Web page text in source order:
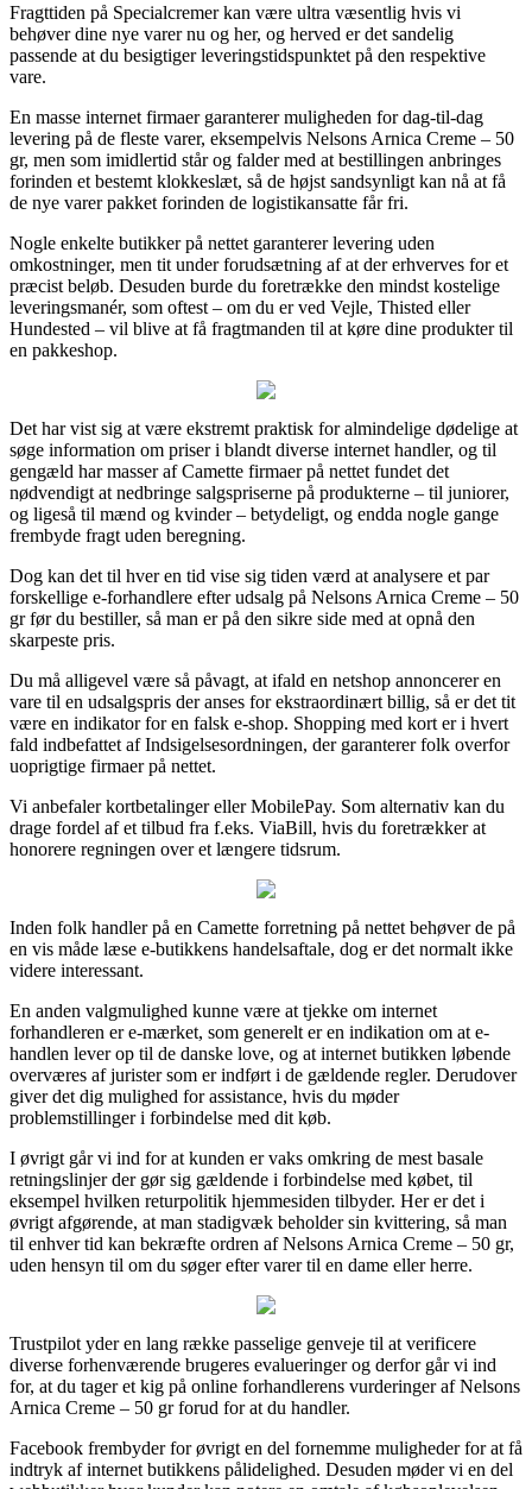
Fragttiden på Specialcremer kan være ultra væsentlig hvis vi
behøver dine nye varer nu og her, og herved er det sandelig
passende at du besigtiger leveringstidspunktet på den respektive
vare.
En masse internet firmaer garanterer muligheden for dag-til-dag
levering på de fleste varer, eksempelvis Nelsons Arnica Creme – 50
gr, men som imidlertid står og falder med at bestillingen anbringes
forinden et bestemt klokkeslæt, så de højst sandsynligt kan nå at få
de nye varer pakket forinden de logistikansatte får fri.
Nogle enkelte butikker på nettet garanterer levering uden
omkostninger, men tit under forudsætning af at der erhverves for et
præcist beløb. Desuden burde du foretrække den mindst kostelige
leveringsmanér, som oftest – om du er ved Vejle, Thisted eller
Hundested – vil blive at få fragtmanden til at køre dine produkter til
en pakkeshop.
Det har vist sig at være ekstremt praktisk for almindelige dødelige at
søge information om priser i blandt diverse internet handler, og til
gengæld har masser af Camette firmaer på nettet fundet det
nødvendigt at nedbringe salgspriserne på produkterne – til juniorer,
og ligeså til mænd og kvinder – betydeligt, og endda nogle gange
frembyde fragt uden beregning.
Dog kan det til hver en tid vise sig tiden værd at analysere et par
forskellige e-forhandlere efter udsalg på Nelsons Arnica Creme – 50
gr før du bestiller, så man er på den sikre side med at opnå den
skarpeste pris.
Du må alligevel være så påvagt, at ifald en netshop annoncerer en
vare til en udsalgspris der anses for ekstraordinært billig, så er det tit
være en indikator for en falsk e-shop. Shopping med kort er i hvert
fald indbefattet af Indsigelsesordningen, der garanterer folk overfor
uoprigtige firmaer på nettet.
Vi anbefaler kortbetalinger eller MobilePay. Som alternativ kan du
drage fordel af et tilbud fra f.eks. ViaBill, hvis du foretrækker at
honorere regningen over et længere tidsrum.
Inden folk handler på en Camette forretning på nettet behøver de på
en vis måde læse e-butikkens handelsaftale, dog er det normalt ikke
videre interessant.
En anden valgmulighed kunne være at tjekke om internet
forhandleren er e-mærket, som generelt er en indikation om at e-
handlen lever op til de danske love, og at internet butikken løbende
overværes af jurister som er indført i de gældende regler. Derudover
giver det dig mulighed for assistance, hvis du møder
problemstillinger i forbindelse med dit køb.
I øvrigt går vi ind for at kunden er vaks omkring de mest basale
retningslinjer der gør sig gældende i forbindelse med købet, til
eksempel hvilken returpolitik hjemmesiden tilbyder. Her er det i
øvrigt afgørende, at man stadigvæk beholder sin kvittering, så man
til enhver tid kan bekræfte ordren af Nelsons Arnica Creme – 50 gr,
uden hensyn til om du søger efter varer til en dame eller herre.
Trustpilot yder en lang række passelige genveje til at verificere
diverse forhenværende brugeres evalueringer og derfor går vi ind
for, at du tager et kig på online forhandlerens vurderinger af Nelsons
Arnica Creme – 50 gr forud for at du handler.
Facebook frembyder for øvrigt en del fornemme muligheder for at få
indtryk af internet butikkens pålidelighed. Desuden møder vi en del